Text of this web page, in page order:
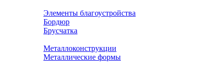
Элементы благоустройства
Бордюр
Брусчатка
Металлоконструкции
Металлические формы